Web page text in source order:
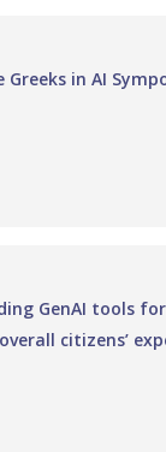
Greeks in AI
GenAI tools
citizens’